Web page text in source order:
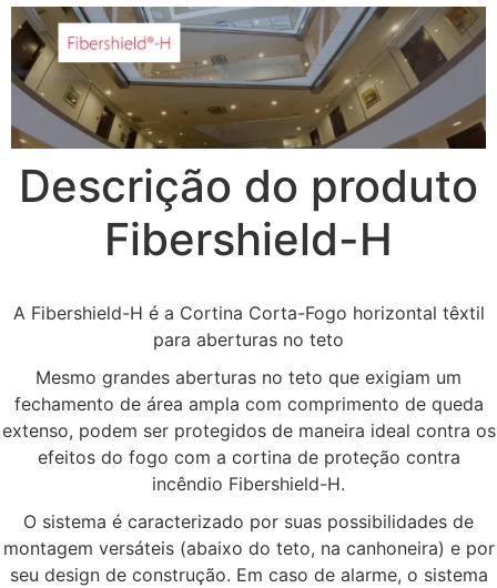
Descrição do produto
Fibershield-H
A Fibershield-H é a Cortina Corta-Fogo horizontal têxtil
para aberturas no teto
Mesmo grandes aberturas no teto que exigiam um
fechamento de área ampla com comprimento de queda
extenso, podem ser protegidos de maneira ideal contra os
efeitos do fogo com a cortina de proteção contra
incêndio Fibershield-H.
O sistema é caracterizado por suas possibilidades de
montagem versáteis (abaixo do teto, na canhoneira) e por
seu design de construção. Em caso de alarme, o sistema